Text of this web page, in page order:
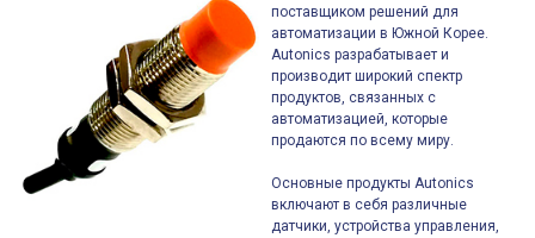
поставщиком решений для
автоматизации в Южной Корее.
Autonics разрабатывает и
производит широкий спектр
продуктов, связанных с
автоматизацией, которые
продаются по всему миру.
Основные продукты Autonics
включают в себя различные
датчики, устройства управления,